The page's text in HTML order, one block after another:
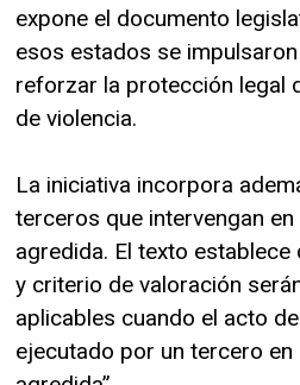
expone el documento
esos estados se
reforzar la protección legal
de violencia.
La iniciativa incorpora
terceros que intervengan
agredida. El texto establece
y criterio de valoración
aplicables cuando el acto
ejecutado por un tercero en